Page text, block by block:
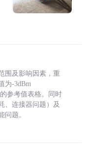
围及影响因素，重
为-3dBm
参考值表格。同时
、连接器问题）及
问题。